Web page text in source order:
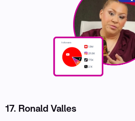
17. Ronald Valles